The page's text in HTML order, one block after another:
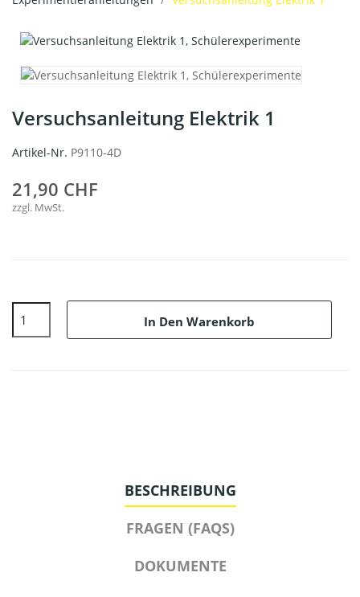
Versuchsanleitung Elektrik 1
Artikel-Nr. P9110-4D
21,90 CHF
zzgl. MwSt.
In Den Warenkorb
BESCHREIBUNG
FRAGEN (FAQS)
DOKUMENTE